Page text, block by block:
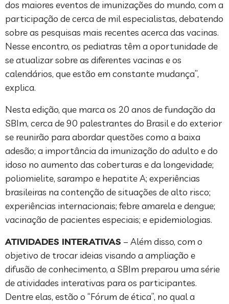
dos maiores eventos de imunizações do mundo, com a
participação de cerca de mil especialistas, debatendo
sobre as pesquisas mais recentes acerca das vacinas.
Nesse encontro, os pediatras têm a oportunidade de
se atualizar sobre as diferentes vacinas e os
calendários, que estão em constante mudança”,
explica.
Nesta edição, que marca os 20 anos de fundação da
SBIm, cerca de 90 palestrantes do Brasil e do exterior
se reunirão para abordar questões como a baixa
adesão; a importância da imunização do adulto e do
idoso no aumento das coberturas e da longevidade;
poliomielite, sarampo e hepatite A; experiências
brasileiras na contenção de situações de alto risco;
experiências internacionais; febre amarela e dengue;
vacinação de pacientes especiais; e epidemiologias.
ATIVIDADES INTERATIVAS – Além disso, com o
objetivo de trocar ideias visando a ampliação e
difusão de conhecimento, a SBIm preparou uma série
de atividades interativas para os participantes.
Dentre elas, estão o “Fórum de ética”, no qual a